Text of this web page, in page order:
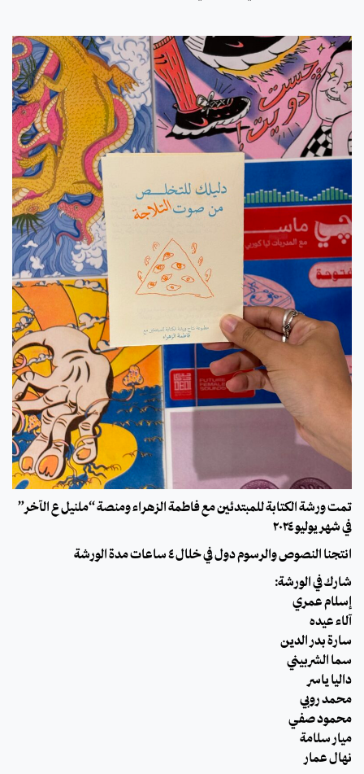
تمت ورشة الكتابة للمبتدئين مع فاطمة الزهراء ومنصة “ملنيل ع الآخر”
في شهر يوليو ٢٠٢٤
انتجنا النصوص والرسوم دول في خلال ٤ ساعات مدة الورشة
شارك في الورشة:
إسلام عِمري
آلاء عيده
سارة بدر الدين
سما الشربيني
داليا ياسر
محمد روبي
محمود صفي
ميار سلامة
نهال عمار